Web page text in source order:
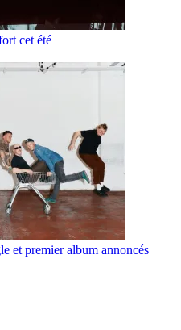
cet été
et premier album annoncés